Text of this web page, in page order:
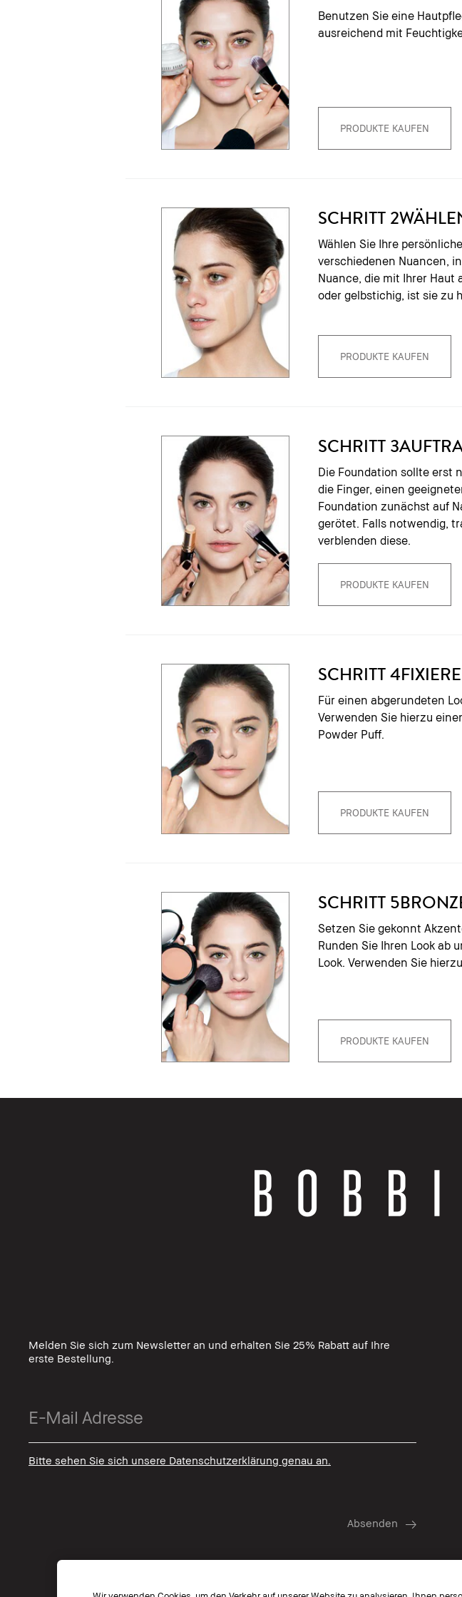
Benutzen Sie eine
ausreichend mit
PRODUKTE KAUFEN
SCHRITT 2
Wählen Sie Ihre
verschiedenen Nuancen,
Nuance, die mit Ihrer Haut
oder gelbstichig, ist sie zu
PRODUKTE KAUFEN
SCHRITT 3
Die Foundation sollte erst
die Finger, einen
Foundation zunächst auf
gerötet. Falls notwendig,
verblenden diese.
PRODUKTE KAUFEN
SCHRITT 4
Für einen abgerundeten
Verwenden Sie hierzu
Powder Puff.
PRODUKTE KAUFEN
SCHRITT 5
Setzen Sie gekonnt
Runden Sie Ihren Look ab
Look. Verwenden Sie
PRODUKTE KAUFEN
Melden Sie sich zum Newsletter an und erhalten Sie 25% Rabatt auf Ihre
erste Bestellung.
Bitte sehen Sie sich unsere Datenschutzerklärung genau an.